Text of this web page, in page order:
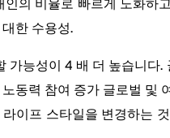
의 비율로 빠르게 노화하
한 수용성.
능성이 4 배 더 높습니
력 참여 증가 글로벌 및
프 스타일을 변경하는